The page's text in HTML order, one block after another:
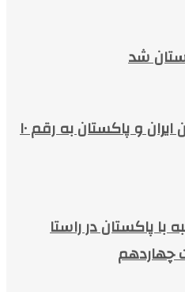
شد
افزایش حجم تجارت بین ایران و پاکستان به رقم ۱۰
با پاکستان در راستا